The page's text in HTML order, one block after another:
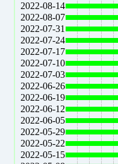
2022-08-14
2022-08-07
2022-07-31
2022-07-24
2022-07-17
2022-07-10
2022-07-03
2022-06-26
2022-06-19
2022-06-12
2022-06-05
2022-05-29
2022-05-22
2022-05-15